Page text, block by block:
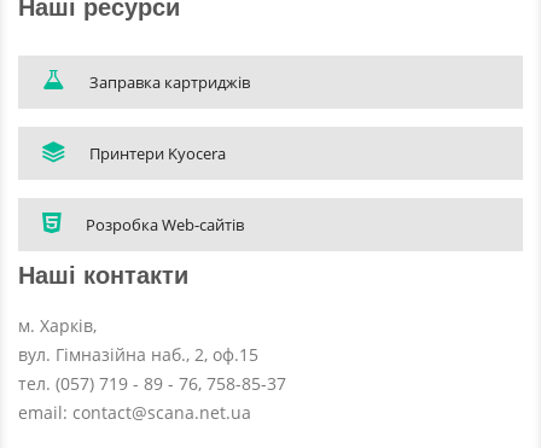
Наші ресурси
Заправка картриджів
Принтери Kyocera
Розробка Web-сайтів
Наші контакти
м. Харків,
вул. Гімназійна наб., 2, оф.15
тел. (057) 719 - 89 - 76, 758-85-37
email: contact@scana.net.ua